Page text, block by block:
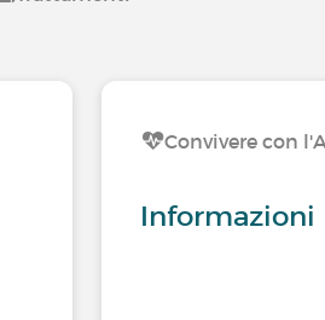
Convivere con
Informazioni